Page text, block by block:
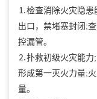
⒈检查消除火灾隐患
出口，禁堵塞封闭;
控漏管。
⒉扑救初级火灾能力
形成第一灭火力量;
量。